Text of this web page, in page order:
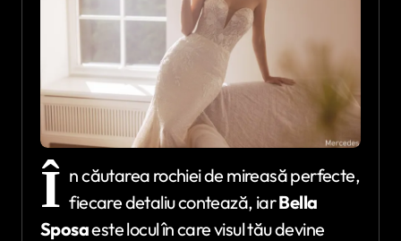
Î n căutarea rochiei de mireasă perfecte,
fiecare detaliu contează, iarBella
Sposaeste locul în care visul tău devine